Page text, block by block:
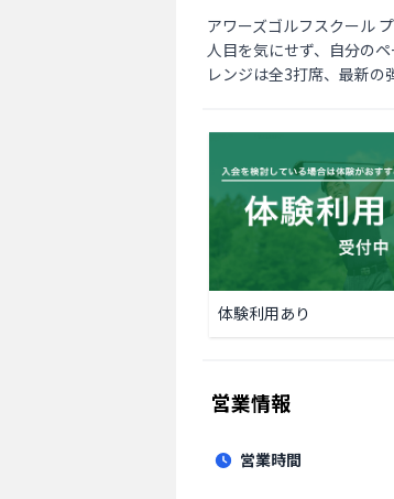
アワーズゴルフスクール
人目を気にせず、自分の
レンジは全3打席、最新の
体験利用あり
営業情報
営業時間